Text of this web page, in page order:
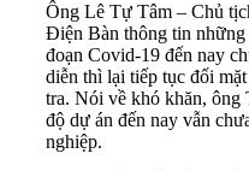
Ông Lê Tự Tâm – Chủ
Điện Bàn thông tin
đoạn Covid-19 đến nay
diễn thì lại tiếp tục đối
tra. Nói về khó khăn, ông
độ dự án đến nay vẫn
nghiệp.